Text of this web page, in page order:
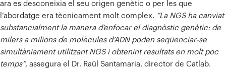
ara es desconeixia el seu origen genètic o per les que
l’abordatge era tècnicament molt complex. “La NGS ha canviat
substancialment la manera d’enfocar el diagnòstic genètic: de
milers a milions de molècules d’ADN poden seqüenciar-se
simultàniament utilitzant NGS i obtenint resultats en molt poc
temps”, assegura el Dr. Raül Santamaria, director de Catlab.